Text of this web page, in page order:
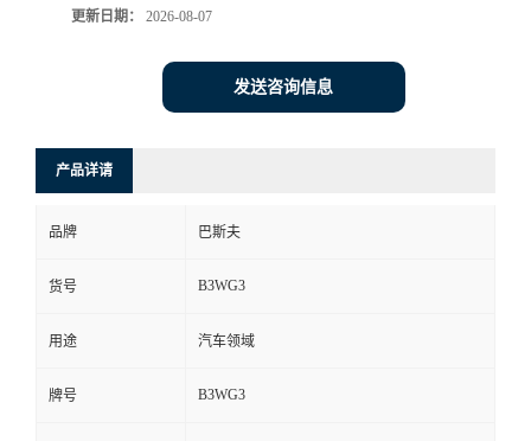
更新日期： 2026-08-07
发送咨询信息
产品详请
品牌 巴斯夫
货号 B3WG3
用途 汽车领域
牌号 B3WG3